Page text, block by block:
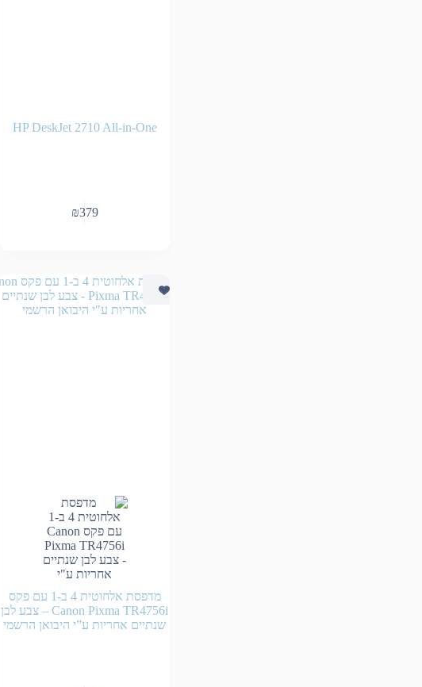
HP DeskJet 2710 All-in-One
₪379
מדפסת אלחוטית 4 ב-1 עם פקס
Canon Pixma TR4756i – צבע לבן
שנתיים אחריות ע”י היבואן הרשמי